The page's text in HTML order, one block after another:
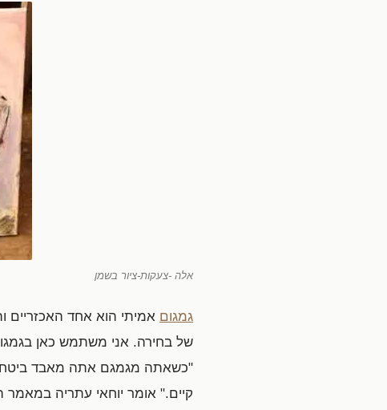
אלה -צעקות-ציור בשמן
גמגום אמיתי הוא אחד האכזריים
של בחירה. אני משתמש כאן
"כשאתה מגמגם אתה מאבד
קיים." אומר יוחאי עתריה במאמר